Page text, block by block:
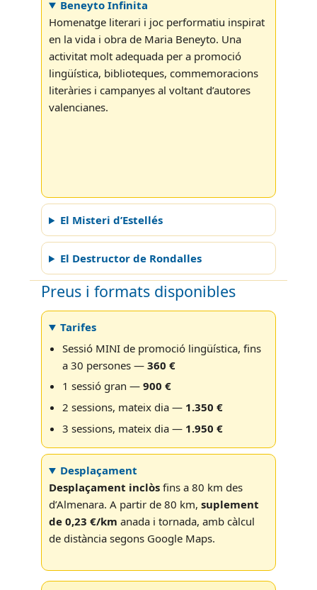
Beneyto Infinita
Homenatge literari i joc performatiu inspirat
en la vida i obra de Maria Beneyto. Una
activitat molt adequada per a promoció
lingüística, biblioteques, commemoracions
literàries i campanyes al voltant d’autores
valencianes.
El Misteri d’Estellés
El Destructor de Rondalles
Preus i formats disponibles
Tarifes
Sessió MINI de promoció lingüística, fins
a 30 persones —360 €
1 sessió gran —900 €
2 sessions, mateix dia — 1.350 €
3 sessions, mateix dia — 1.950 €
Desplaçament
Desplaçament inclòs fins a 80 km des
d’Almenara. A partir de 80 km, suplement
de 0,23 €/km anada i tornada, amb càlcul
de distància segons Google Maps.